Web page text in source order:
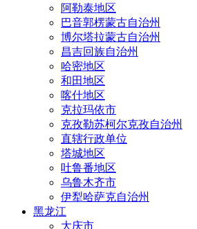
阿勒泰地区
巴音郭楞蒙古自治州
博尔塔拉蒙古自治州
昌吉回族自治州
哈密地区
和田地区
喀什地区
克拉玛依市
克孜勒苏柯尔克孜自治州
直辖行政单位
塔城地区
吐鲁番地区
乌鲁木齐市
伊犁哈萨克自治州
黑龙江
大庆市